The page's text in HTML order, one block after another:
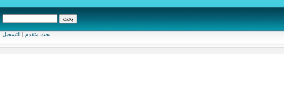
بحث متقدم | التسجيل